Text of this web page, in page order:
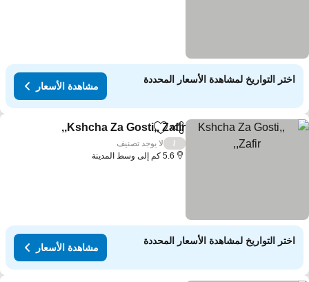
اختر التواريخ لمشاهدة الأسعار المحددة
مشاهدة الأسعار
مشاركةAdd to favorites
Kshcha Za Gosti,, Zafir,,
لا يوجد تصنيف
5.6 كم إلى وسط المدينة
اختر التواريخ لمشاهدة الأسعار المحددة
مشاهدة الأسعار